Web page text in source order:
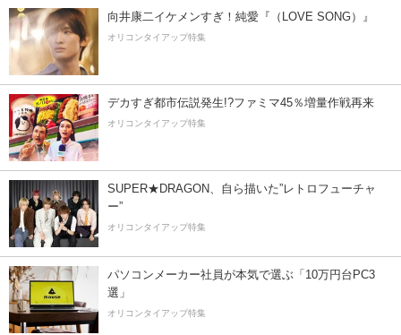
向井康二イケメンすぎ！純愛『（LOVE SONG）』
オリコンタイアップ特集
デカすぎ都市伝説発生!?ファミマ45％増量作戦再来
オリコンタイアップ特集
SUPER★DRAGON、自ら描いた”レトロフューチャ
ー”
オリコンタイアップ特集
パソコンメーカー社員が本気で選ぶ「10万円台PC3
選」
オリコンタイアップ特集